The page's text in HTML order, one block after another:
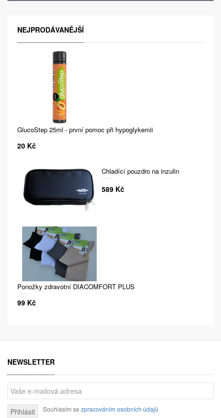
NEJPRODÁVANĚJŠÍ
GlucoStep 25ml - první pomoc při hypoglykemii
20 Kč
Chladící pouzdro na inzulin
589 Kč
Ponožky zdravotní DIACOMFORT PLUS
99 Kč
NEWSLETTER
Přihlásit Souhlasím se zpracováním osobních údajů